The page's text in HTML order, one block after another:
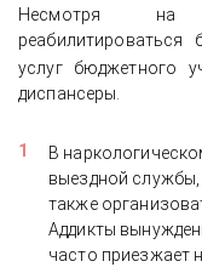
Несмотря
услуг бюджетного
диспансеры.
В
выездной
также
Аддикты
часто приезжает